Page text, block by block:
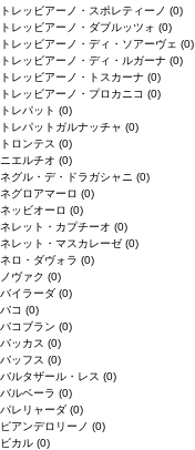
トレッビアーノ・スポレティーノ (0)
トレッビアーノ・ダブルッツォ (0)
トレッビアーノ・ディ・ソアーヴェ (0)
トレッビアーノ・ディ・ルガーナ (0)
トレッビアーノ・トスカーナ (0)
トレッビアーノ・プロカニコ (0)
トレパット (0)
トレパットガルナッチャ (0)
トロンテス (0)
ニエルチオ (0)
ネグル・デ・ドラガシャニ (0)
ネグロアマーロ (0)
ネッビオーロ (0)
ネレット・カプチーオ (0)
ネレット・マスカレーゼ (0)
ネロ・ダヴォラ (0)
ノヴァク (0)
バイラーダ (0)
バコ (0)
バコブラン (0)
バッカス (0)
バッフス (0)
バルタザール・レス (0)
バルベーラ (0)
パレリャーダ (0)
ピアンデロリーノ (0)
ビカル (0)